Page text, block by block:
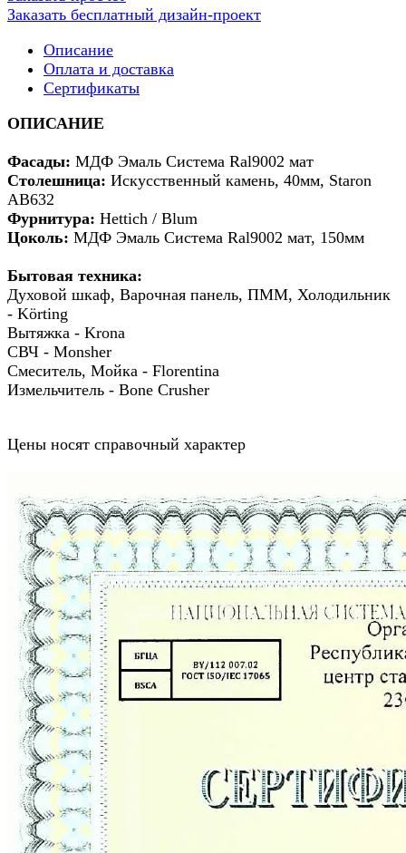
Заказать бесплатный дизайн-проект
Описание
Оплата и доставка
Сертификаты
ОПИСАНИЕ
Фасады: МДФ Эмаль Система Ral9002 мат
Столешница: Искусственный камень, 40мм, Staron
AB632
Фурнитура: Hettich / Blum
Цоколь: МДФ Эмаль Система Ral9002 мат, 150мм
Бытовая техника:
Духовой шкаф, Варочная панель, ПММ, Холодильник
- Körting
Вытяжка - Krona
СВЧ - Monsher
Смеситель, Мойка - Florentina
Измельчитель - Bone Crusher
Цены носят справочный характер